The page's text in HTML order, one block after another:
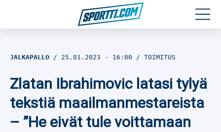
Jalkapallo
Yleisurheilu
JALKAPALLO 25.01.2023 - 16:00 TOIMITUS
Zlatan Ibrahimovic latasi tylyä
tekstiä maailmanmestareista
– ”He eivät tule voittamaan